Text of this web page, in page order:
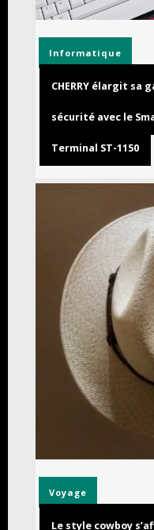
Informatique
CHERRY élargit sa
sécurité avec le
Terminal ST-1150
Voyage
Le style cowboy